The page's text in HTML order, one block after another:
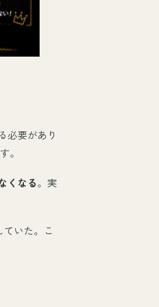
必要があり
。
くなる。実
いた。こ